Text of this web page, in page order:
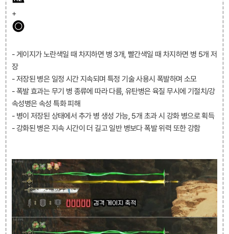
+
- 게이지가 노란색일 때 차지하면 병 3개, 빨간색일 때 차지하면 병 5개 저
장
- 저장된 병은 일정 시간 지속되며 특정 기술 사용시 폭발하며 소모
- 폭발 효과는 무기 병 종류에 따라 다름, 유탄병은 육질 무시에 기절치/강
속성병은 속성 특화 피해
- 병이 저장된 상태에서 추가 병 생성 가능, 5개 초과 시 강화 병으로 획득
- 강화된 병은 지속 시간이 더 길고 일반 병보다 폭발 위력 또한 강함